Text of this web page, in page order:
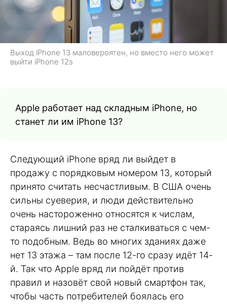
Выход iPhone 13 маловероятен, но вместо него может
выйти iPhone 12s
Apple работает над складным iPhone, но
станет ли им iPhone 13?
Следующий iPhone вряд ли выйдет в
продажу с порядковым номером 13, который
принято считать несчастливым. В США очень
сильны суеверия, и люди действительно
очень настороженно относятся к числам,
стараясь лишний раз не сталкиваться с чем-
то подобным. Ведь во многих зданиях даже
нет 13 этажа – там после 12-го сразу идёт 14-
й. Так что Apple вряд ли пойдёт против
правил и назовёт свой новый смартфон так,
чтобы часть потребителей боялась его